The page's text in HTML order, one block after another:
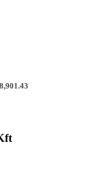
8,901.43